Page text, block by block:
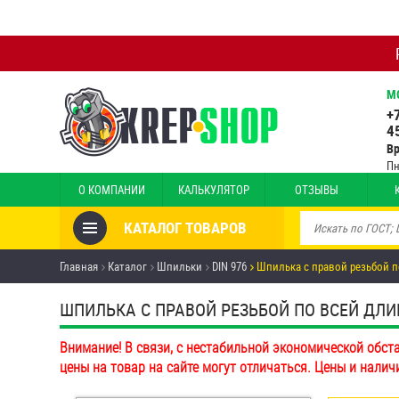
О КОМПАНИИ КАЛЬКУЛЯТОР ОТЗЫВЫ
КАТАЛОГ ТОВАРОВ
Товары со скидкой
Анкеры
Антивандальный крепёж,
инструмент
Болты и винты
Главная Каталог Шпильки DIN 976 Шпилька с правой резьбой
ШПИЛЬКА С ПРАВОЙ РЕЗЬБОЙ ПО ВСЕЙ
Внимание! В связи, с нестабильной экономической
цены на товар на сайте могут отличаться. Цены и